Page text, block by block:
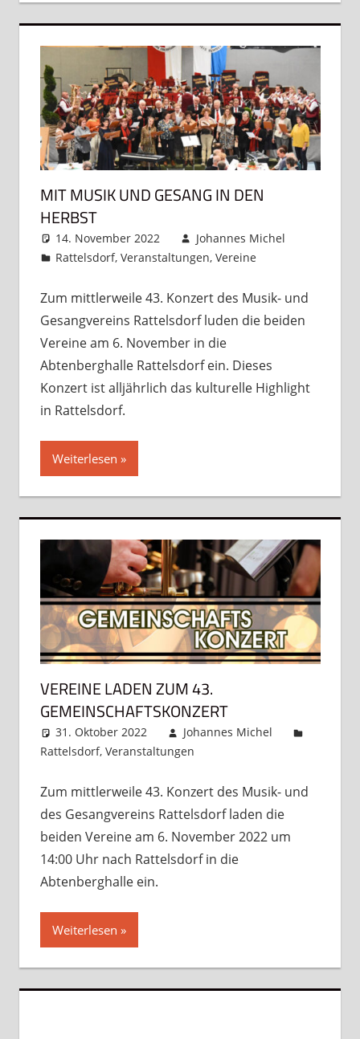
MIT MUSIK UND GESANG IN DEN
HERBST
14. November 2022
Johannes Michel
Rattelsdorf,Veranstaltungen,Vereine
hinterlassen
Zum mittlerweile 43. Konzert des Musik- und
Gesangvereins Rattelsdorf luden die beiden
Vereine am 6. November in die
Abtenberghalle Rattelsdorf ein. Dieses
Konzert ist alljährlich das kulturelle Highlight
in Rattelsdorf.
Weiterlesen
VEREINE LADEN ZUM 43.
GEMEINSCHAFTSKONZERT
31. Oktober 2022
Johannes Michel
Rattelsdorf, Veranstaltungen
Zum mittlerweile 43. Konzert des Musik- und
des Gesangvereins Rattelsdorf laden die
beiden Vereine am 6. November 2022 um
14:00 Uhr nach Rattelsdorf in die
Abtenberghalle ein.
Weiterlesen